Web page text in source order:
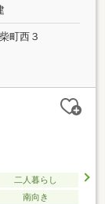
町西３
二人暮らし
南向き